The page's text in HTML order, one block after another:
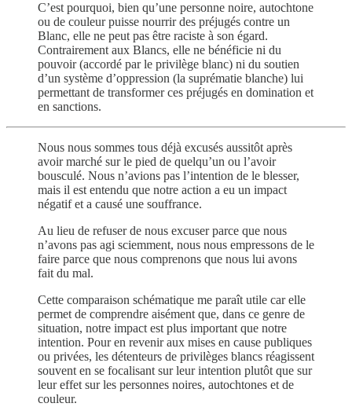
C’est pourquoi, bien qu’une personne noire, autochtone
ou de couleur puisse nourrir des préjugés contre un
Blanc, elle ne peut pas être raciste à son égard.
Contrairement aux Blancs, elle ne bénéficie ni du
pouvoir (accordé par le privilège blanc) ni du soutien
d’un système d’oppression (la suprématie blanche) lui
permettant de transformer ces préjugés en domination et
en sanctions.
Nous nous sommes tous déjà excusés aussitôt après
avoir marché sur le pied de quelqu’un ou l’avoir
bousculé. Nous n’avions pas l’intention de le blesser,
mais il est entendu que notre action a eu un impact
négatif et a causé une souffrance.
Au lieu de refuser de nous excuser parce que nous
n’avons pas agi sciemment, nous nous empressons de le
faire parce que nous comprenons que nous lui avons
fait du mal.
Cette comparaison schématique me paraît utile car elle
permet de comprendre aisément que, dans ce genre de
situation, notre impact est plus important que notre
intention. Pour en revenir aux mises en cause publiques
ou privées, les détenteurs de privilèges blancs réagissent
souvent en se focalisant sur leur intention plutôt que sur
leur effet sur les personnes noires, autochtones et de
couleur.